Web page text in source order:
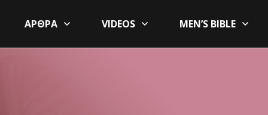
ΑΡΘΡΑ VIDEOS MEN’S BIBLE